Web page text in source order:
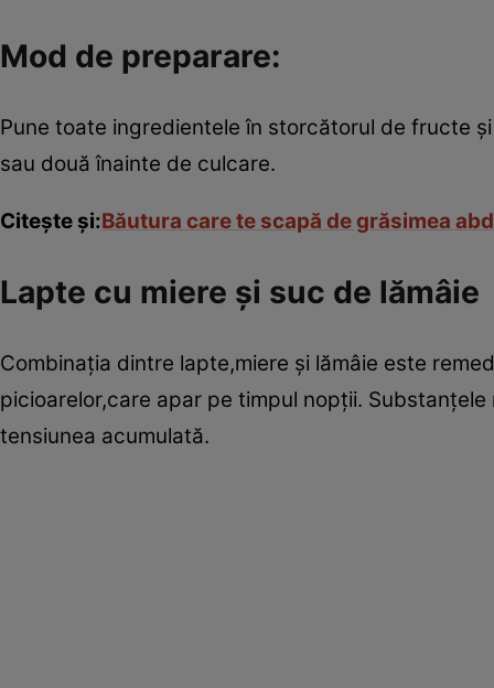
Mod de preparare:
Pune toate ingredientele în storcătorul de fructe
sau două înainte de culcare.
Citeşte şi:Băutura care te scapă de grăsimea
Lapte cu miere şi suc de lămâie
Combinaţia dintre lapte,miere şi lămâie este
picioarelor,care apar pe timpul nopţii.
tensiunea acumulată.